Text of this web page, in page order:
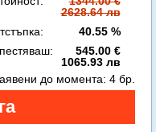
2628.64 лв
40.55 %
545.00 €
1065.93 лв
до момента: 4 бр.